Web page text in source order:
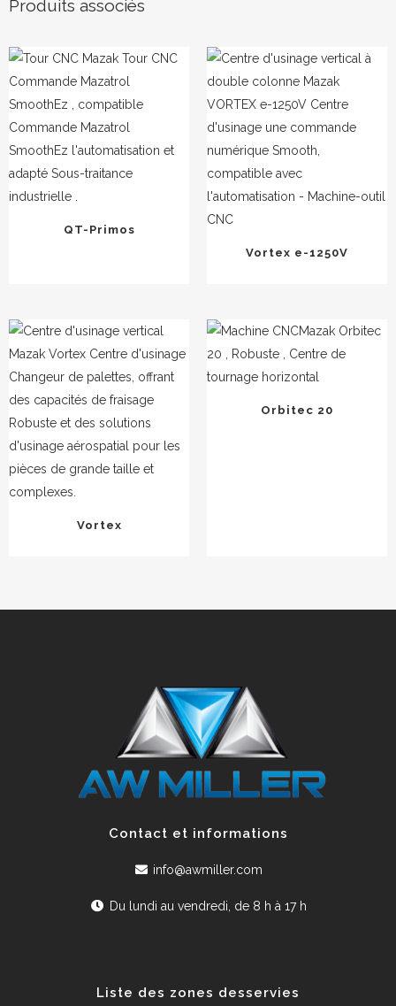
Produits associés
QT-Primos
Vortex e-1250V
Vortex
Orbitec 20
Contact et informations
info@awmiller.com
Du lundi au vendredi, de 8 h à 17 h
Liste des zones desservies